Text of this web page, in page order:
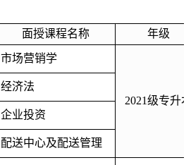
面授课程名称 年级
市场营销学
2021级专升
经济法
企业投资
配送中心及配送管理